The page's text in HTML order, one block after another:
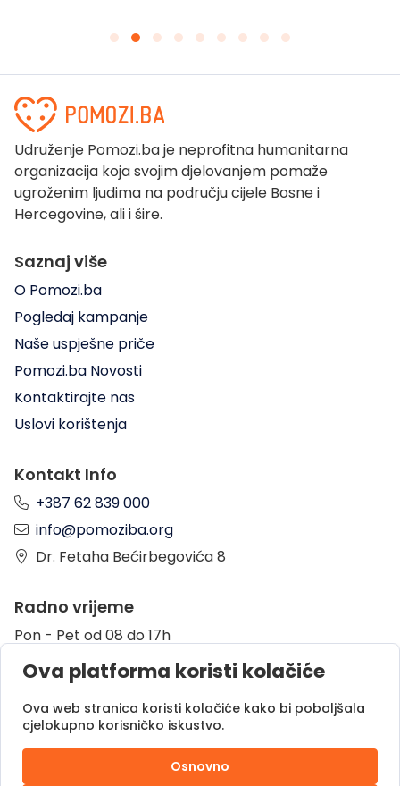
Udruženje Pomozi.ba je neprofitna humanitarna
organizacija koja svojim djelovanjem pomaže
ugroženim ljudima na području cijele Bosne i
Hercegovine, ali i šire.
Saznaj više
O Pomozi.ba
Pogledaj kampanje
Naše uspješne priče
Pomozi.ba Novosti
Kontaktirajte nas
Uslovi korištenja
Kontakt Info
+387 62 839 000
info@pomoziba.org
Dr. Fetaha Bećirbegovića 8
Radno vrijeme
Pon - Pet od 08 do 17h
Sub od 10 do 17h
Nedjelja - neradni dan
Donacije putem
Ova platforma koristi kolačiće
Ova web stranica koristi kolačiće kako bi poboljšala
cjelokupno korisničko iskustvo.
Osnovno